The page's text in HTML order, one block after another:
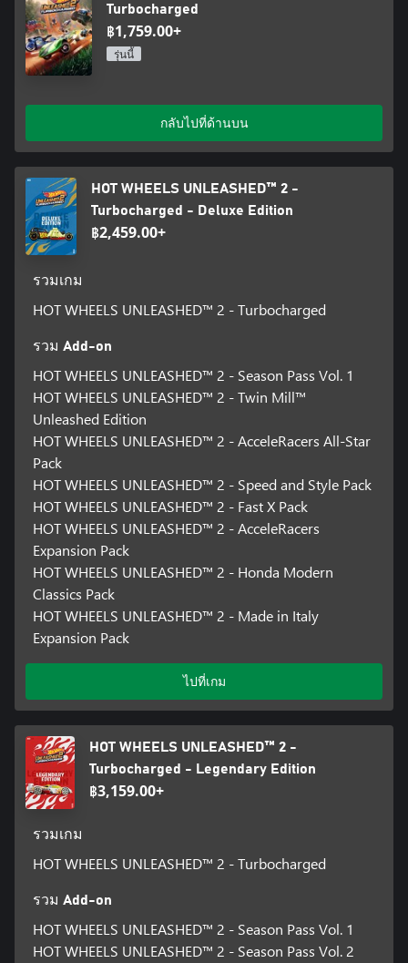
เรื่องใหม่ทั้งหมด
โหมดแคมเปญใหม่นำเสนอการผจญภัยที่ขับเคลื่อนด้วยเรื่องราว
ใหม่ล่าสุดอย่างแท้จริง! เมืองนี้ถูกโจมตีและมีเพียงคุณเท่านั้นที่
ง่ายมาก เพียงแค่ชนะการแข่งขันพิเศษที่น่าตื่นเต้นและท้าทาย! แต่
มันจะไม่ง่ายอย่างนั้นหรอก… แต่มันจะน่าตื่นเต้นอย่างแน่นอน!
เตรียมตัวให้พร้อม คุณจะไม่ใช่แค่ผู้ชนะ แต่เป็นฮีโร่ตัวจริง!
Turbocharged
฿1,759.00+
รุ่นนี้
กลับไปที่ด้านบน
HOT WHEELS UNLEASHED™ 2 -
Turbocharged - Deluxe Edition
฿2,459.00+
รวมเกม
HOT WHEELS UNLEASHED™ 2 - Turbocharged
รวม Add-on
HOT WHEELS UNLEASHED™ 2 - Season Pass Vol. 1
HOT WHEELS UNLEASHED™ 2 - Twin Mill™
Unleashed Edition
HOT WHEELS UNLEASHED™ 2 - AcceleRacers All-Star
Pack
HOT WHEELS UNLEASHED™ 2 - Speed and Style Pack
HOT WHEELS UNLEASHED™ 2 - Fast X Pack
HOT WHEELS UNLEASHED™ 2 - AcceleRacers
Expansion Pack
HOT WHEELS UNLEASHED™ 2 - Honda Modern
Classics Pack
HOT WHEELS UNLEASHED™ 2 - Made in Italy
Expansion Pack
ไปที่เกม
HOT WHEELS UNLEASHED™ 2 -
Turbocharged - Legendary Edition
฿3,159.00+
รวมเกม
HOT WHEELS UNLEASHED™ 2 - Turbocharged
รวม Add-on
HOT WHEELS UNLEASHED™ 2 - Season Pass Vol. 1
HOT WHEELS UNLEASHED™ 2 - Season Pass Vol. 2